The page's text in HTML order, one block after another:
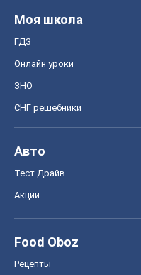
Моя школа
ГДЗ
Онлайн уроки
ЗНО
СНГ решебники
Авто
Тест Драйв
Акции
Food Oboz
Рецепты